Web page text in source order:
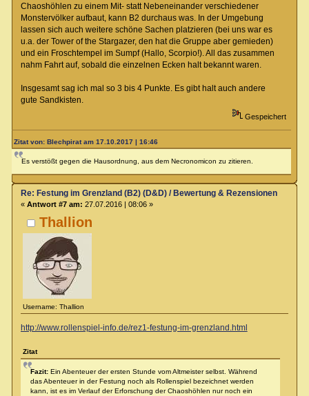
Chaoshöhlen zu einem Mit- statt Nebeneinander verschiedener
Monstervölker aufbaut, kann B2 durchaus was. In der Umgebung
lassen sich auch weitere schöne Sachen platzieren (bei uns war es
u.a. der Tower of the Stargazer, den hat die Gruppe aber gemieden)
und ein Froschtempel im Sumpf (Hallo, Scorpio!). All das zusammen
nahm Fahrt auf, sobald die einzelnen Ecken halt bekannt waren.
Insgesamt sag ich mal so 3 bis 4 Punkte. Es gibt halt auch andere
gute Sandkisten.
Gespeichert
Zitat von: Blechpirat am 17.10.2017 | 16:46
Es verstößt gegen die Hausordnung, aus dem Necronomicon zu zitieren.
Thallion
Username: Thallion
Re: Festung im Grenzland (B2) (D&D) / Bewertung & Rezensionen
« Antwort #7 am: 27.07.2016 | 08:06 »
http://www.rollenspiel-info.de/rez1-festung-im-grenzland.html
Zitat
Fazit:Ein Abenteuer der ersten Stunde vom Altmeister selbst. Während
das Abenteuer in der Festung noch als Rollenspiel bezeichnet werden
kann, ist es im Verlauf der Erforschung der Chaoshöhlen nur noch ein